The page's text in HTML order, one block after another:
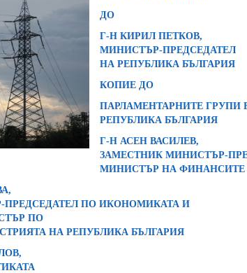
Г-Н КИРИЛ ПЕТКОВ,
МИНИСТЪР-ПРЕДСЕДАТЕЛ
НА
КОПИЕ ДО
ПАРЛАМЕНТАРНИТЕ ГРУПИ
РЕПУБЛИКА БЪЛГАРИЯ
Г-Н АСЕН ВАСИЛЕВ,
ЗАМЕСТНИК МИНИСТЪР-
МИНИСТЪР НА ФИНАНСИТЕ
ПО ИКОНОМИКАТА И
ПО
НА РЕПУБЛИКА БЪЛГАРИЯ